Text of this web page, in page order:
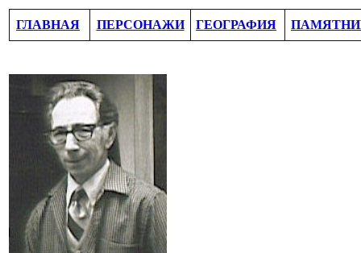
ГЛАВНАЯ ПЕРСОНАЖИ ГЕОГРАФИЯ